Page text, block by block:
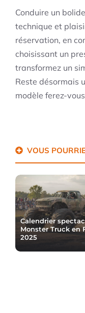
Conduire un
technique et
réservation, en
choisissant un
transformez un
Reste désormais
modèle ferez-
VOUS
Calendrier
Monster Truck en
2025